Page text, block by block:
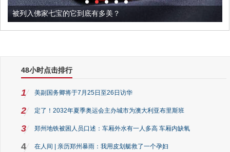
被列入佛家七宝的它到底有多美？
48小时点击排行
1 美副国务卿将于7月25日至26日访华
2 定了！2032年夏季奥运会主办城市为澳大利亚布里斯班
3 郑州地铁被困人员口述：车厢外水有一人多高 车厢内缺氧
4 在人间 | 亲历郑州暴雨：我用皮划艇救了一个孕妇